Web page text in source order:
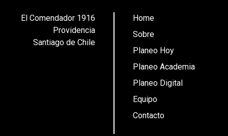
El Comendador 1916
Providencia
Santiago de Chile
Home
Sobre
Planeo Hoy
Planeo Academia
Planeo Digital
Equipo
Contacto